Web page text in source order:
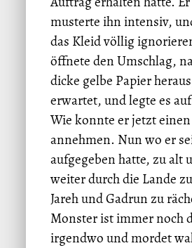
musterte ihn intensiv,
das Kleid völlig
öffnete den Umschlag,
dicke gelbe Papier
erwartet, und legte es
Wie konnte er jetzt
annehmen. Nun wo er
aufgegeben hatte, zu alt
weiter durch die Lande
Jareh und Gadrun zu
Monster ist immer noch
irgendwo und mordet